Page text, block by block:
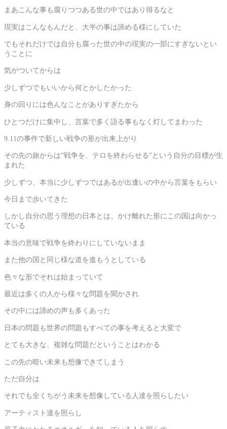
まあこんな事も腐りつつある世の中ではあり得るなと
現実はこんなもんだと、大半の事は諦める様にしていた
でもそれだけでは自分も腐った世の中の現実の一部にすぎないとい
うことに
気がついてからは
少しずつでもいいから何とかしたかった
身の回りには色んなことがありすぎたから
ひとつだけに集中し、言葉で多く語る事もなく灯してまわった
9.11の事件で新しい戦争の形が出来上がり
その先の旅からは“戦争を、テロを終わらせる”という自分の目標が生
まれた
少しずつ、本当に少しずつではあるが出逢いの中から言葉をもらい
今日まで歩いてきた
しかし自分の思う理想の日本とは、かけ離れた形にこの国は向かっ
ている
本当の意味で戦争を終わりにしていないまま
また他の国と同じ様な道を進もうとしている
色々な形でそれは始まっていて
最近は多くの人から様々な問題を聞かされ
その中には諦めの声も多くあった
日本の問題も世界の問題もすべての事を考えると大変で
とても大きな、複雑な問題だということはわかる
この先の暗い未来も想像できてしまう
ただ自分は
それでも全くちがう未来を想像している人達を照らしたい
アーティスト達を照らし